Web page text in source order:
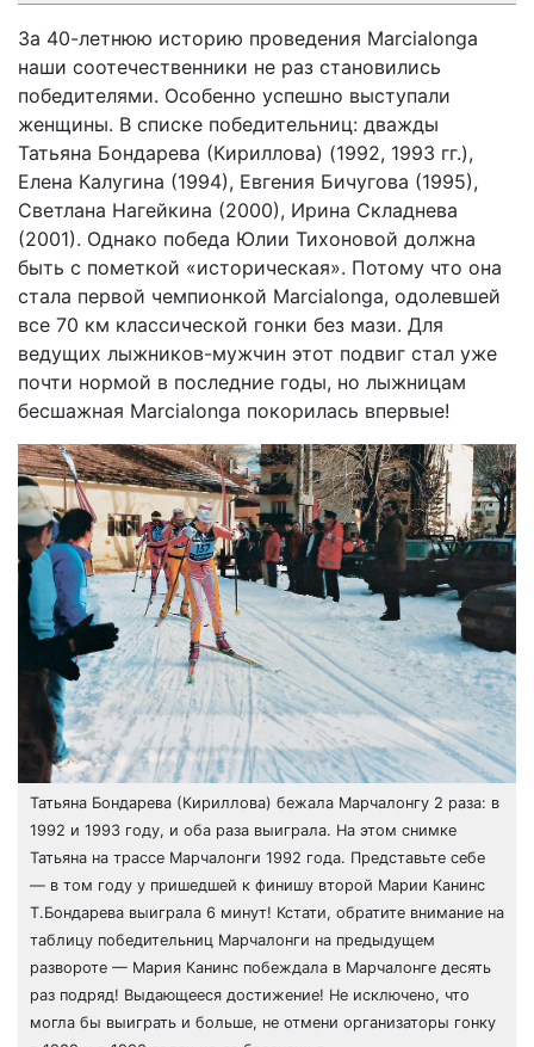
За 40-летнюю историю проведения Marcialonga
наши соотечественники не раз становились
победителями. Особенно успешно выступали
женщины. В списке победительниц: дважды
Татьяна Бондарева (Кириллова) (1992, 1993 гг.),
Елена Калугина (1994), Евгения Бичугова (1995),
Светлана Нагейкина (2000), Ирина Складнева
(2001). Однако победа Юлии Тихоновой должна
быть с пометкой «историческая». Потому что она
стала первой чемпионкой Marcialonga, одолевшей
все 70 км классической гонки без мази. Для
ведущих лыжников-мужчин этот подвиг стал уже
почти нормой в последние годы, но лыжницам
бесшажная Marcialonga покорилась впервые!
Татьяна Бондарева (Кириллова) бежала Марчалонгу 2 раза: в
1992 и 1993 году, и оба раза выиграла. На этом снимке
Татьяна на трассе Марчалонги 1992 года. Представьте себе
— в том году у пришедшей к финишу второй Марии Канинс
Т.Бондарева выиграла 6 минут! Кстати, обратите внимание на
таблицу победительниц Марчалонги на предыдущем
развороте — Мария Канинс побеждала в Марчалонге десять
раз подряд! Выдающееся достижение! Не исключено, что
могла бы выиграть и больше, не отмени организаторы гонку